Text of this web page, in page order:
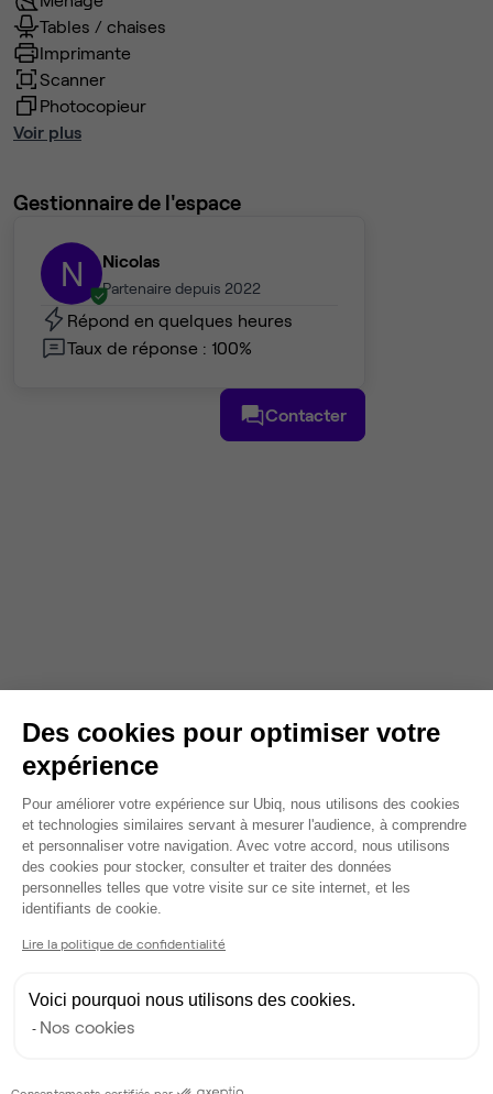
Tables / chaises
Imprimante
Scanner
Photocopieur
Voir plus
Gestionnaire de l'espace
N Nicolas
Partenaire depuis 2022
Répond en quelques heures
Taux de réponse : 100%
Contacter
Des cookies pour optimiser votre
expérience
Plateforme de Gestion du
Pour améliorer votre expérience sur Ubiq, nous utilisons des cookies
et technologies similaires servant à mesurer l'audience, à comprendre
et personnaliser votre navigation. Avec votre accord, nous utilisons
des cookies pour stocker, consulter et traiter des données
personnelles telles que votre visite sur ce site internet, et les
identifiants de cookie.
Lire la politique de confidentialité
Voici pourquoi nous utilisons des cookies.
Nos cookies